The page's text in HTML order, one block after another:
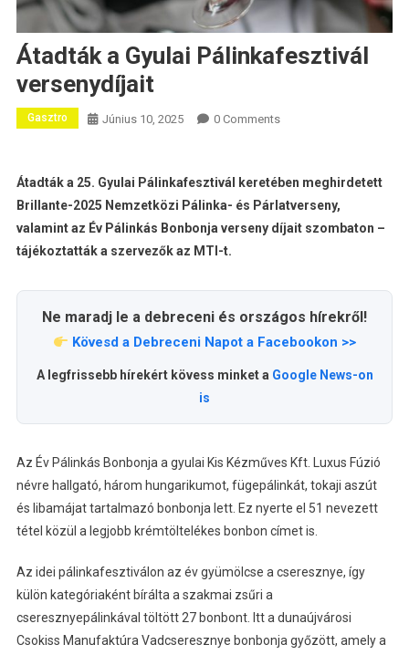
Átadták a Gyulai Pálinkafesztivál
versenydíjait
Gasztro Június 10, 2025 0 Comments
Átadták a 25. Gyulai Pálinkafesztivál keretében meghirdetett
Brillante-2025 Nemzetközi Pálinka- és Párlatverseny,
valamint az Év Pálinkás Bonbonja verseny díjait szombaton –
tájékoztatták a szervezők az MTI-t.
Ne maradj le a debreceni és országos hírekről!
Kövesd a Debreceni Napot a Facebookon >>
A legfrissebb hírekért kövess minket a Google News-on
is
Az Év Pálinkás Bonbonja a gyulai Kis Kézműves Kft. Luxus Fúzió
névre hallgató, három hungarikumot, fügepálinkát, tokaji aszút
és libamájat tartalmazó bonbonja lett. Ez nyerte el 51 nevezett
tétel közül a legjobb krémtöltelékes bonbon címet is.
Az idei pálinkafesztiválon az év gyümölcse a cseresznye, így
külön kategóriaként bírálta a szakmai zsűri a
cseresznyepálinkával töltött 27 bonbont. Itt a dunaújvárosi
Csokiss Manufaktúra Vadcseresznye bonbonja győzött, amely a